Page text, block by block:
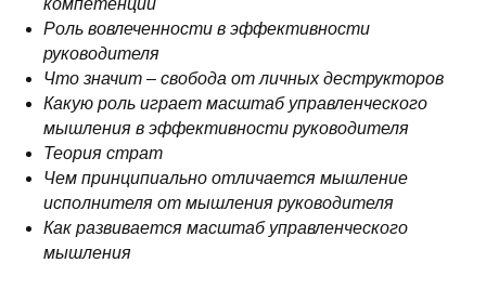
компетенции
Роль вовлеченности в эффективности
руководителя
Что значит – свобода от личных деструкторов
Какую роль играет масштаб управленческого
мышления в эффективности руководителя
Теория страт
Чем принципиально отличается мышление
исполнителя от мышления руководителя
Как развивается масштаб управленческого
мышления